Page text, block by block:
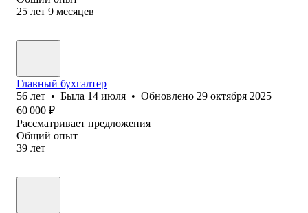
25 лет 9 месяцев
Главный бухгалтер
56 лет • Была 14 июля • Обновлено 29 октября 2025
60 000 ₽
Рассматривает предложения
Общий опыт
39 лет